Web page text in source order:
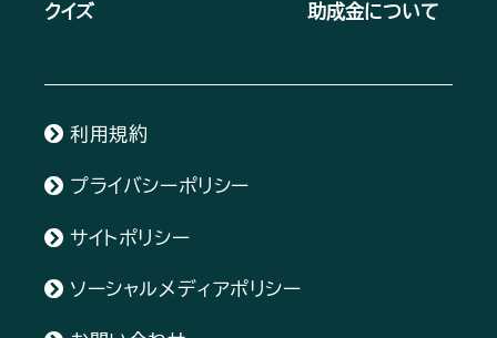
クイズ 助成金について
利用規約
プライバシーポリシー
サイトポリシー
ソーシャルメディアポリシー